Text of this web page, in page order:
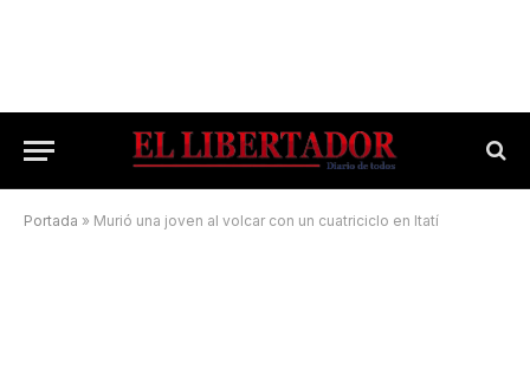
Portada » Murió una joven al volcar con un cuatriciclo en Itatí